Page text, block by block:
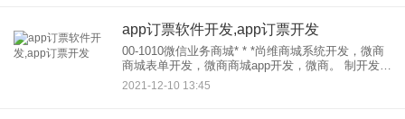
app订票软件开发,app订票开发
00-1010微信业务商城* * *尚维商城系统开发，微商
商城表单开发，微商商城app开发，微商。 制开发于
分销，微商分销* * *，微商分销海峡开发，微商代理
* * *，微商代理小程序开发，微商
2021-12-10 13:45